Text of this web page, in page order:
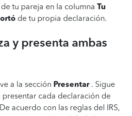
de tu pareja en la columna Tu
de tu propia declaración.
y presenta ambas
a la sección Presentar . Sigue
presentar cada declaración de
acuerdo con las reglas del IRS,